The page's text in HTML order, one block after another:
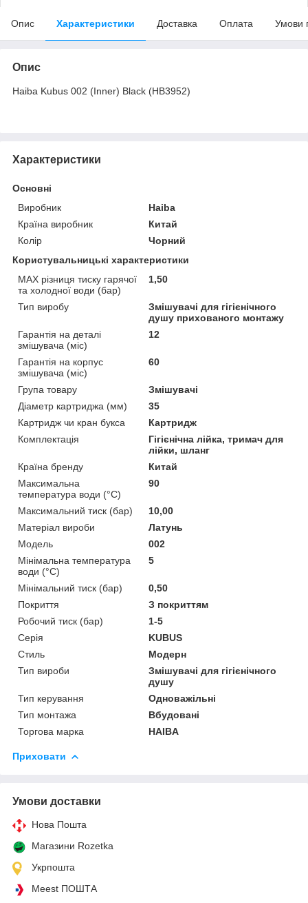
Опис Характеристики Доставка Оплата Умови
Опис
Haiba Kubus 002 (Inner) Black (HB3952)
Характеристики
Основні
Виробник
Haiba
Країна виробник
Китай
Колір
Чорний
Користувальницькі характеристики
MAX різниця тиску гарячої
та холодної води (бар)
1,50
Тип виробу
Змішувачі для гігієнічного
душу прихованого монтажу
Гарантія на деталі
змішувача (міс)
12
Гарантія на корпус
змішувача (міс)
60
Група товару
Змішувачі
Діаметр картриджа (мм)
35
Картридж чи кран букса
Картридж
Комплектація
Гігієнічна лійка, тримач для
лійки, шланг
Країна бренду
Китай
Максимальна
температура води (°C)
90
Максимальний тиск (бар)
10,00
Матеріал вироби
Латунь
Мoдель
002
Мінімальна температура
води (°C)
5
Мінімальний тиск (бар)
0,50
Покриття
З покриттям
Робочий тиск (бар)
1-5
Серія
KUBUS
Стиль
Модерн
Тип вироби
Змішувачі для гігієнічного
душу
Тип керування
Одноважільні
Тип монтажа
Вбудовані
Торгова марка
HAIBA
Приховати
Умови доставки
Нова Пошта
Магазини Rozetka
Укрпошта
Meest ПОШТА